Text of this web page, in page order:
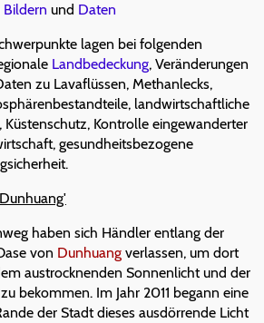
Bildern und Daten
lagen bei folgenden
Landbedeckung, Veränderungen
zu Lavaflüssen, Methanlecks,
landwirtschaftliche
Kontrolle eingewanderter
gesundheitsbezogene
haben sich Händler entlang der
von Dunhuang verlassen, um dort
austrocknenden Sonnenlicht und der
bekommen. Im Jahr 2011 begann eine
der Stadt dieses ausdörrende Licht